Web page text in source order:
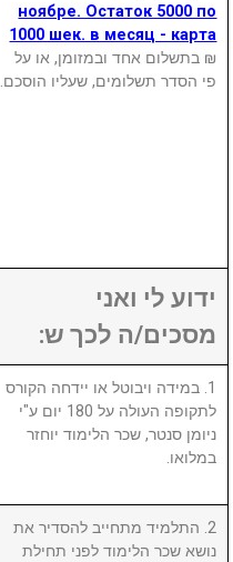
ноябре. Остаток 5000 по
1000 шек. в месяц - карта
₪ בתשלום אחד ובמזומן, או על
פי הסדר תשלומים, שעליו הוסכם.
ידוע לי ואני
מסכים/ה לכך ש:
1. במידה ויבוטל או יידחה הקורס
לתקופה העולה על 180 יום ע"י
ניומן סנטר, שכר הלימוד יוחזר
במלואו.
2. התלמיד מתחייב להסדיר את
נושא שכר הלימוד לפני תחילת